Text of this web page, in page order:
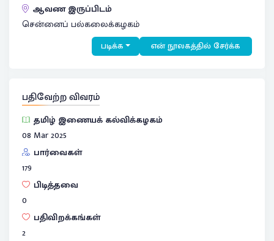
ஆவண இருப்பிடம்
சென்னைப் பல்கலைக்கழகம்
படிக்க என் நூலகத்தில் சேர்க்க
பதிவேற்ற விவரம்
தமிழ் இணையக் கல்விக்கழகம்
08 Mar 2025
பார்வைகள்
179
பிடித்தவை
0
பதிவிறக்கங்கள்
2